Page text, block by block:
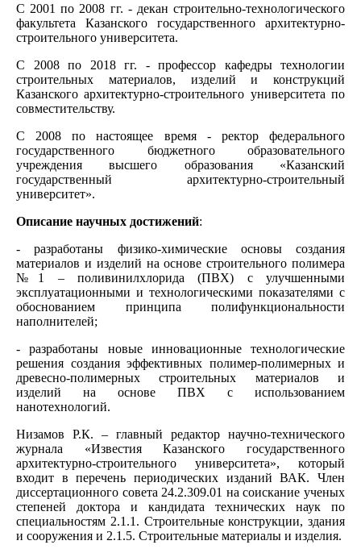
С 2001 по 2008 гг. - декан строительно-технологического
факультета Казанского государственного архитектурно-
строительного университета.
С 2008 по 2018 гг. - профессор кафедры технологии
строительных материалов, изделий и конструкций
Казанского архитектурно-строительного университета по
совместительству.
С 2008 по настоящее время - ректор федерального
государственного бюджетного образовательного
учреждения высшего образования «Казанский
государственный архитектурно-строительный
университет».
Описание научных достижений:
- разработаны физико-химические основы создания
материалов и изделий на основе строительного полимера
№1 – поливинилхлорида (ПВХ) с улучшенными
эксплуатационными и технологическими показателями с
обоснованием принципа полифункциональности
наполнителей;
- разработаны новые инновационные технологические
решения создания эффективных полимер-полимерных и
древесно-полимерных строительных материалов и
изделий на основе ПВХ с использованием
нанотехнологий.
Низамов Р.К. – главный редактор научно-технического
журнала «Известия Казанского государственного
архитектурно-строительного университета», который
входит в перечень периодических изданий ВАК. Член
диссертационного совета 24.2.309.01 на соискание ученых
степеней доктора и кандидата технических наук по
специальностям 2.1.1. Строительные конструкции, здания
и сооружения и 2.1.5. Строительные материалы и изделия.